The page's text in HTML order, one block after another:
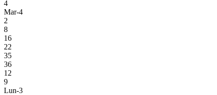
4
Mar-4
2
8
16
22
35
36
12
9
Lun-3